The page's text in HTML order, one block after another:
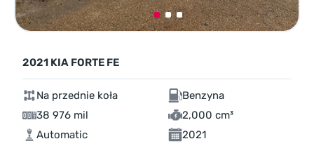
2021 KIA FORTE FE
Na przednie koła
Benzyna
38 976 mil
2,000 cm³
Automatic
2021